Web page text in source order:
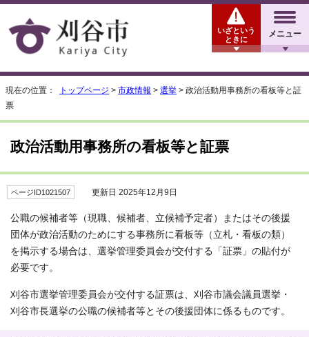
メニュー
いざという
ときに
現在の位置： トップページ > 市政情報 > 選挙 > 政治活動用事務所の看板等と証
票
政治活動用事務所の看板等と証票
ページID1021507 更新日 2025年12月9日
公職の候補者等（現職、候補者、立候補予定者）またはその後援
団体が政治活動のためにする事務所に看板等（立札・看板の類）
を掲示する場合は、選挙管理委員会が交付する「証票」の貼付が
必要です。
刈谷市選挙管理委員会が交付する証票は、刈谷市議会議員選挙・
刈谷市長選挙の公職の候補者等とその後援団体に係るものです。